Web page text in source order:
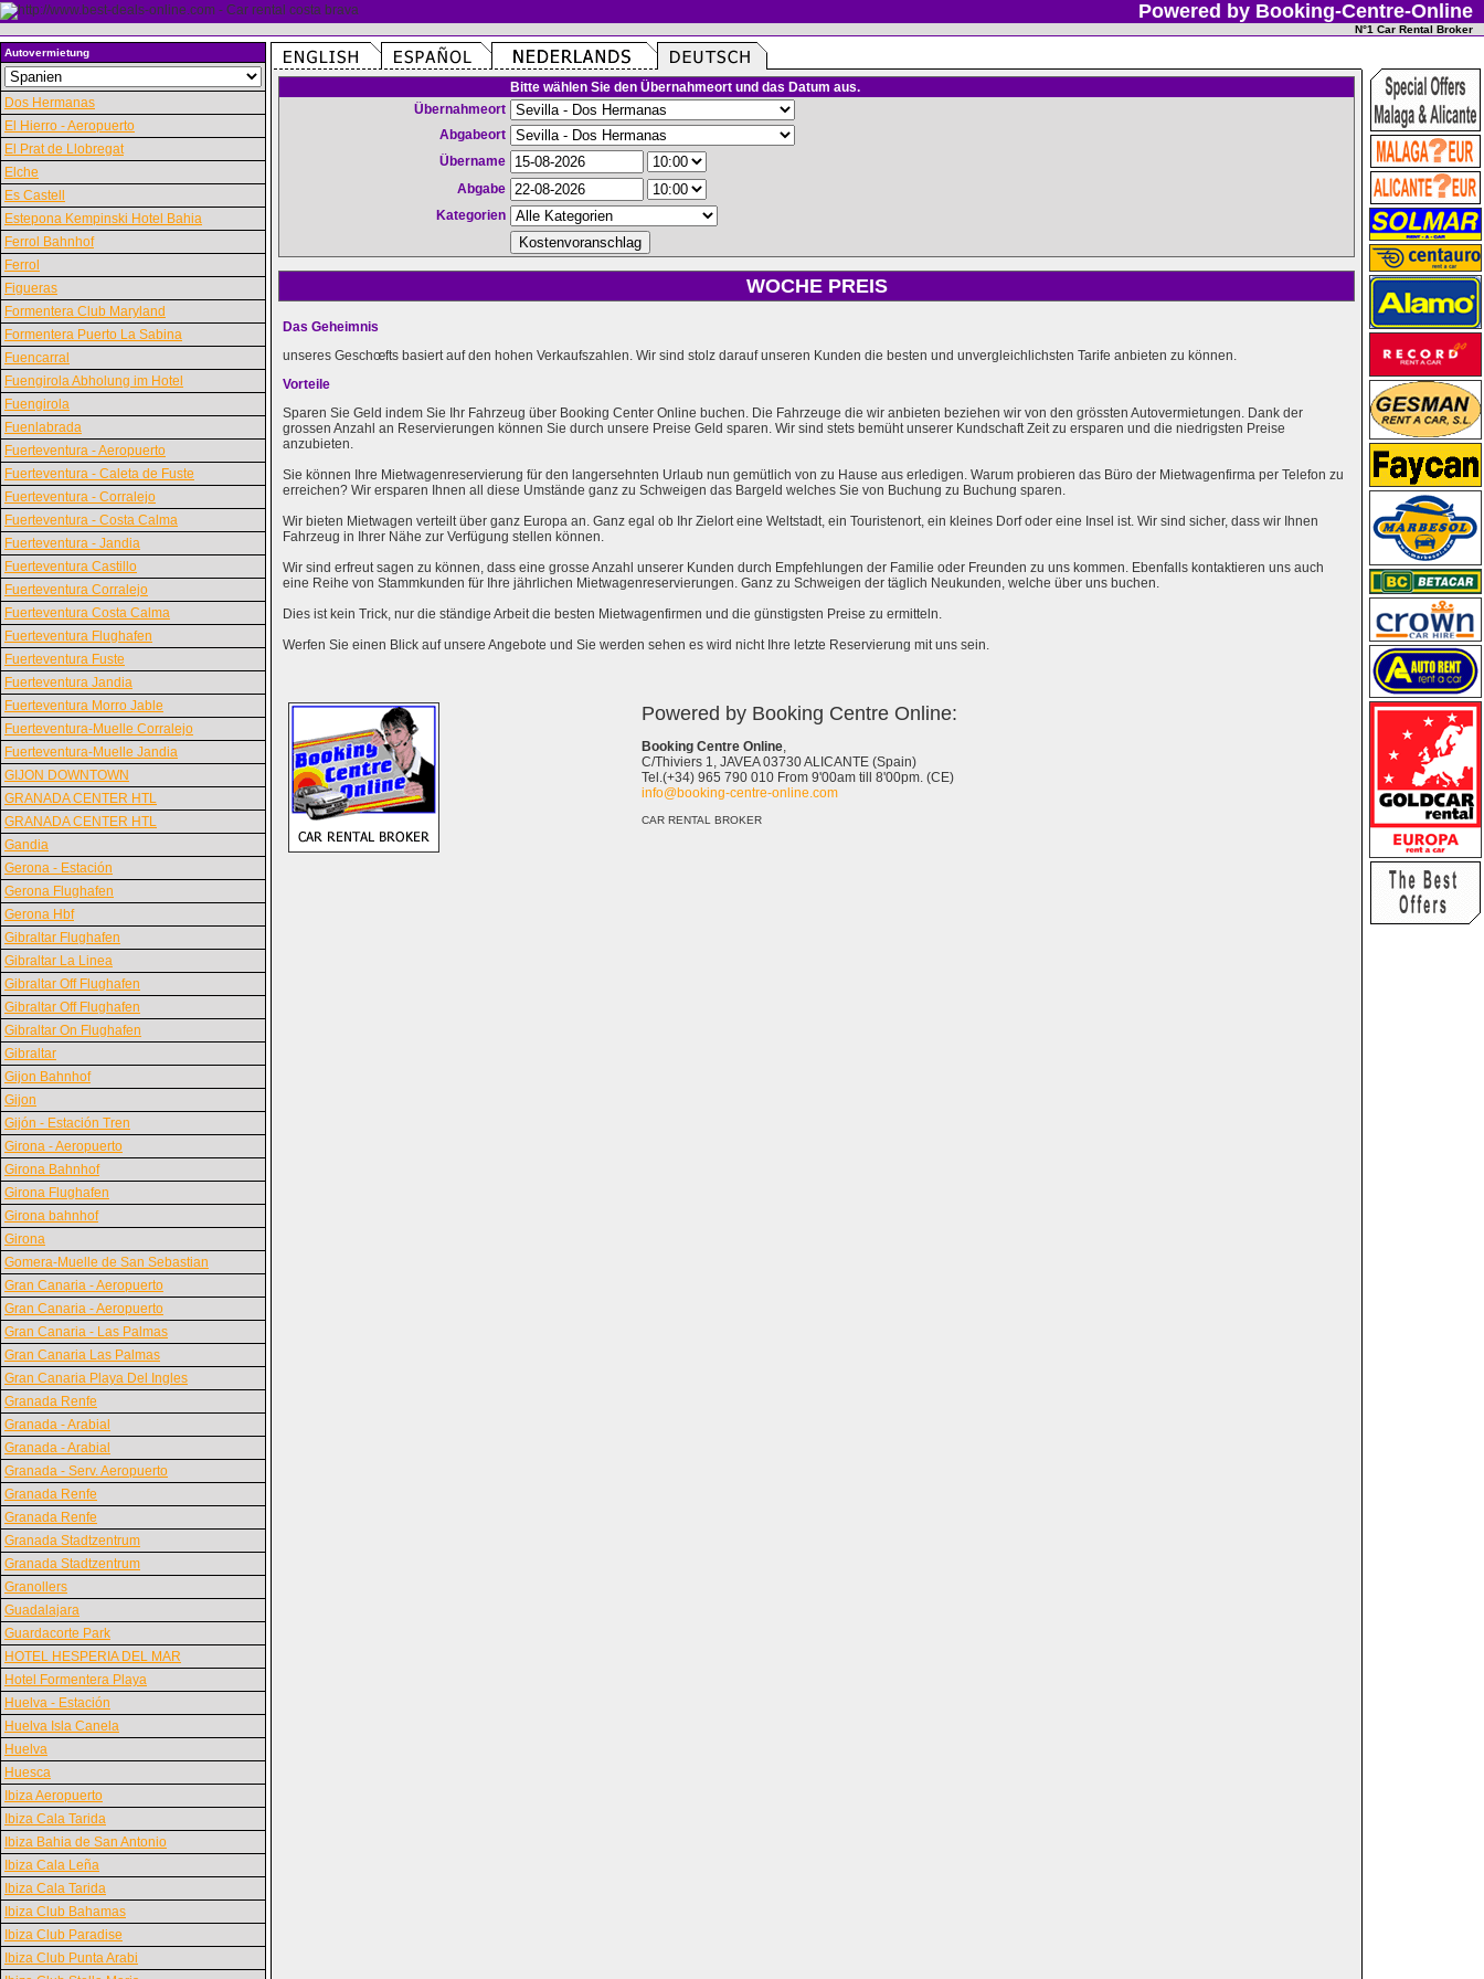
Powered by Booking-Centre-Online
N°1 Car Rental Broker
Autovermietung
Dos Hermanas
El Hierro - Aeropuerto
El Prat de Llobregat
Elche
Es Castell
Estepona Kempinski Hotel Bahia
Ferrol Bahnhof
Ferrol
Figueras
Formentera Club Maryland
Formentera Puerto La Sabina
Fuencarral
Fuengirola Abholung im Hotel
Fuengirola
Fuenlabrada
Fuerteventura - Aeropuerto
Fuerteventura - Caleta de Fuste
Fuerteventura - Corralejo
Fuerteventura - Costa Calma
Fuerteventura - Jandia
Fuerteventura Castillo
Fuerteventura Corralejo
Fuerteventura Costa Calma
Fuerteventura Flughafen
Fuerteventura Fuste
Fuerteventura Jandia
Fuerteventura Morro Jable
Fuerteventura-Muelle Corralejo
Fuerteventura-Muelle Jandia
GIJON DOWNTOWN
GRANADA CENTER HTL
GRANADA CENTER HTL
Gandia
Gerona - Estación
Gerona Flughafen
Gerona Hbf
Gibraltar Flughafen
Gibraltar La Linea
Gibraltar Off Flughafen
Gibraltar Off Flughafen
Gibraltar On Flughafen
Gibraltar
Gijon Bahnhof
Gijon
Gijón - Estación Tren
Girona - Aeropuerto
Girona Bahnhof
Girona Flughafen
Girona bahnhof
Girona
Gomera-Muelle de San Sebastian
Gran Canaria - Aeropuerto
Gran Canaria - Aeropuerto
Gran Canaria - Las Palmas
Gran Canaria Las Palmas
Gran Canaria Playa Del Ingles
Granada Renfe
Granada - Arabial
Granada - Arabial
Granada - Serv. Aeropuerto
Granada Renfe
Granada Renfe
Granada Stadtzentrum
Granada Stadtzentrum
Granollers
Guadalajara
Guardacorte Park
HOTEL HESPERIA DEL MAR
Hotel Formentera Playa
Huelva - Estación
Huelva Isla Canela
Huelva
Huesca
Ibiza Aeropuerto
Ibiza Cala Tarida
Ibiza Bahia de San Antonio
Ibiza Cala Leña
Ibiza Cala Tarida
Ibiza Club Bahamas
Ibiza Club Paradise
Ibiza Club Punta Arabi
Bitte wählen Sie den Übernahmeort und das Datum aus.
Übernahmeort
Abgabeort
Übername
Abgabe
Kategorien
WOCHE PREIS
Das Geheimnis
unseres Geschœfts basiert auf den hohen Verkaufszahlen. Wir sind stolz darauf unseren Kunden die besten und unvergleichlichsten Tarife anbieten zu können.
Vorteile
Sparen Sie Geld indem Sie Ihr Fahrzeug über Booking Center Online buchen. Die Fahrzeuge die wir anbieten beziehen wir von den grössten Autovermietungen. Dank der
grossen Anzahl an Reservierungen können Sie durch unsere Preise Geld sparen. Wir sind stets bemüht unserer Kundschaft Zeit zu ersparen und die niedrigsten Preise
anzubieten.
Sie können Ihre Mietwagenreservierung für den langersehnten Urlaub nun gemütlich von zu Hause aus erledigen. Warum probieren das Büro der Mietwagenfirma per Telefon zu
erreichen? Wir ersparen Ihnen all diese Umstände ganz zu Schweigen das Bargeld welches Sie von Buchung zu Buchung sparen.
Wir bieten Mietwagen verteilt über ganz Europa an. Ganz egal ob Ihr Zielort eine Weltstadt, ein Touristenort, ein kleines Dorf oder eine Insel ist. Wir sind sicher, dass wir Ihnen
Fahrzeug in Ihrer Nähe zur Verfügung stellen können.
Wir sind erfreut sagen zu können, dass eine grosse Anzahl unserer Kunden durch Empfehlungen der Familie oder Freunden zu uns kommen. Ebenfalls kontaktieren uns auch
eine Reihe von Stammkunden für Ihre jährlichen Mietwagenreservierungen. Ganz zu Schweigen der täglich Neukunden, welche über uns buchen.
Dies ist kein Trick, nur die ständige Arbeit die besten Mietwagenfirmen und die günstigsten Preise zu ermitteln.
Werfen Sie einen Blick auf unsere Angebote und Sie werden sehen es wird nicht Ihre letzte Reservierung mit uns sein.
Powered by Booking Centre Online:
Booking Centre Online,
C/Thiviers 1, JAVEA 03730 ALICANTE (Spain)
Tel.(+34) 965 790 010 From 9'00am till 8'00pm. (CE)
info@booking-centre-online.com
CAR RENTAL BROKER